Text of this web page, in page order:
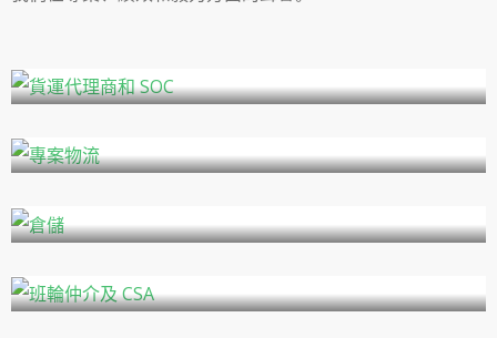
班輪仲介及 CSA
報關經紀